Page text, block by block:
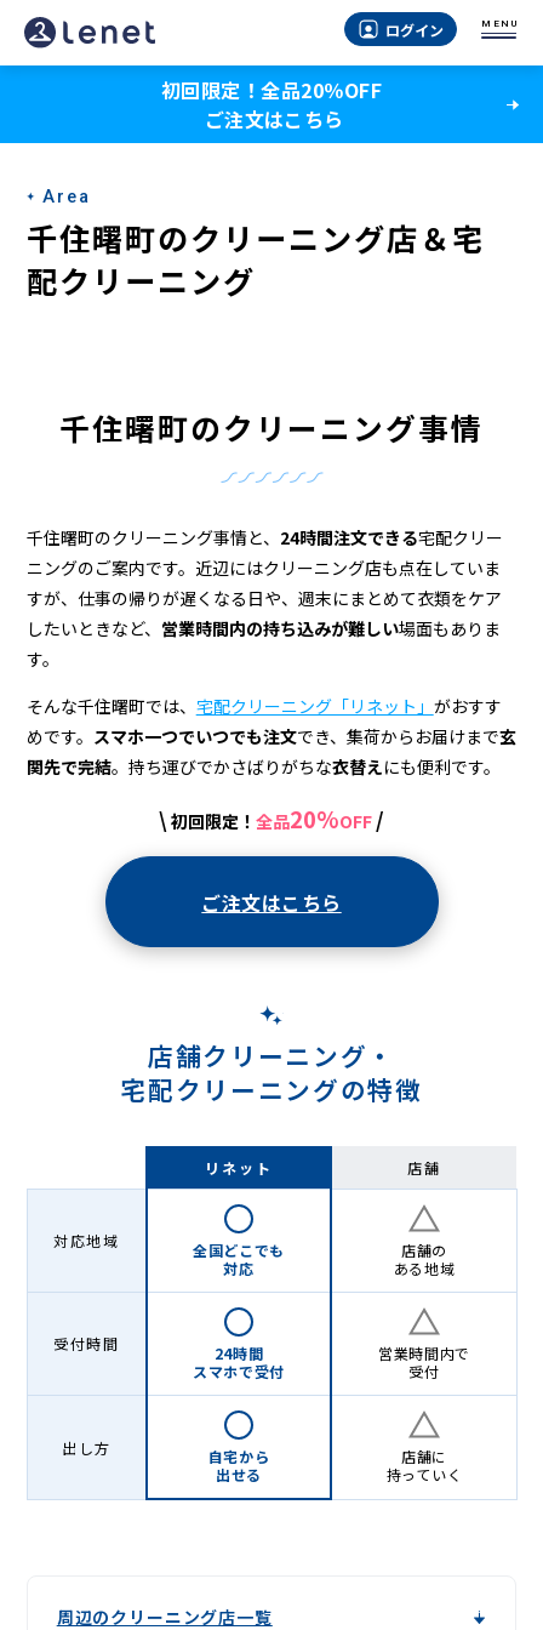
千
住
町
の
ク
リ
＆
宅
配
ク
リ
ー
ログイン MENU
初回限定！全品20％OFF
ご注文はこちら
Area
千住曙町のクリーニング店＆宅
配クリーニング
千住曙町のクリーニング事情
千住曙町のクリーニング事情と、 24時間注文できる宅配クリー
ニングのご案内です。近辺にはクリーニング店も点在していま
すが、仕事の帰りが遅くなる日や、週末にまとめて衣類をケア
したいときなど、 営業時間内の持ち込みが難しい場面もありま
す。
そんな千住曙町では、 宅配クリーニング「リネット」 がおすす
めです。 スマホ一つでいつでも注文でき、集荷からお届けまで玄
関先で完結。持ち運びでかさばりがちな衣替えにも便利です。
\ 初回限定！ 全品20%OFF /
ご注文はこちら
店舗クリーニング・
宅配クリーニングの特徴
リネット 店舗
対応地域
全国どこでも
対応
店舗の
ある地域
受付時間
24時間
スマホで受付
営業時間内で
受付
出し方
自宅から
出せる
店舗に
持っていく
周辺のクリーニング店一覧